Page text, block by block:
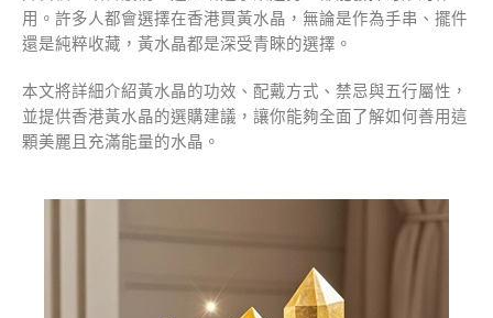
用。許多人都會選擇在香港買黃水晶，無論是作為手串、擺件
還是純粹收藏，黃水晶都是深受青睞的選擇。
本文將詳細介紹黃水晶的功效、配戴方式、禁忌與五行屬性，
並提供香港黃水晶的選購建議，讓你能夠全面了解如何善用這
顆美麗且充滿能量的水晶。